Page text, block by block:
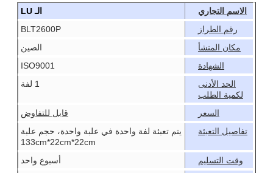
الاسم التجاري
الـ LU
رقم الطراز
BLT2600P
مكان المنشأ
الصين
الشهادة
ISO9001
الحد الأدنى
لكمية الطلب
1 لفة
السعر
قابل للتفاوض
تفاصيل التعبئة
يتم تعبئة لفة واحدة في علبة واحدة، حجم علبة
133cm*22cm*22cm
وقت التسليم
أسبوع واحد